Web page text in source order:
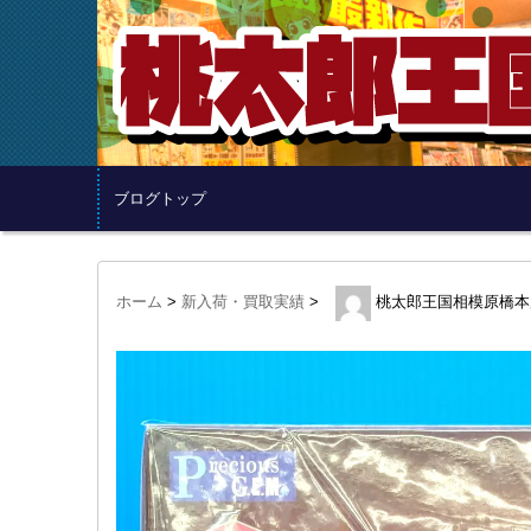
ブログトップ
ホーム > 新入荷・買取実績 > 桃太郎王国相模原橋